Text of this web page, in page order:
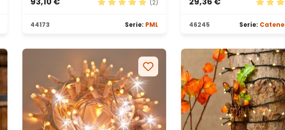
(2)
44173 Serie: PML 46245 Serie: